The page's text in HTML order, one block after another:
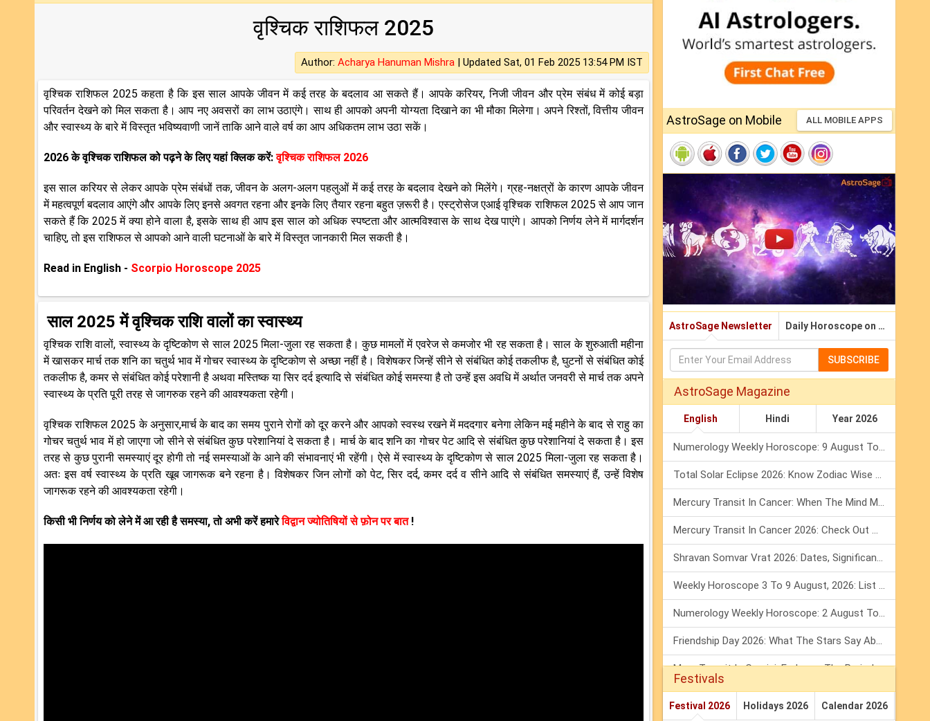
वृश्चिक राशिफल 2025
Author: Acharya Hanuman Mishra | Updated Sat, 01 Feb 2025 13:54 PM IST
वृश्चिक राशिफल 2025 कहता है कि इस साल आपके जीवन में कई तरह के बदलाव आ सकते हैं। आपके करियर, निजी जीवन और प्रेम संबंध में कोई बड़ा
परिवर्तन देखने को मिल सकता है। आप नए अवसरों का लाभ उठाएंगे। साथ ही आपको अपनी योग्‍यता दिखाने का भी मौका मिलेगा। अपने रिश्तों, वित्तीय जीवन
और स्वास्थ्य के बारे में विस्तृत भविष्यवाणी जानें ताकि आने वाले वर्ष का आप अधिकतम लाभ उठा सकें।
2026 के वृश्चिक राशिफल को पढ़ने के लिए यहां क्लिक करें:वृश्चिक राशिफल 2026
इस साल करियर से लेकर आपके प्रेम संबंधों तक, जीवन के अलग-अलग पहलुओं में कई तरह के बदलाव देखने को मिलेंगे। ग्रह-नक्षत्रों के कारण आपके जीवन
में महत्‍वपूर्ण बदलाव आएंगे और आपके लिए इनसे अवगत रहना और इनके लिए तैयार रहना बहुत ज़रूरी है। एस्ट्रोसेज एआई वृश्चिक राशिफल 2025 से आप जान
सकते हैं कि 2025 में क्या होने वाला है, इसके साथ ही आप इस साल को अधिक स्पष्टता और आत्मविश्वास के साथ देख पाएंगे। आपको निर्णय लेने में मार्गदर्शन
चाहिए, तो इस राशिफल से आपको आने वाली घटनाओं के बारे में विस्तृत जानकारी मिल सकती है।
Read in English - Scorpio Horoscope 2025
साल 2025 में वृश्चिक राशि वालों का स्वास्थ्य
वृश्चिक राशि वालों, स्वास्थ्य के दृष्टिकोण से साल 2025 मिला-जुला रह सकता है। कुछ मामलों में एवरेज से कमजोर भी रह सकता है। साल के शुरुआती महीना
में खासकर मार्च तक शनि का चतुर्थ भाव में गोचर स्वास्थ्य के दृष्टिकोण से अच्छा नहीं है। विशेषकर जिन्हें सीने से संबंधित कोई तकलीफ है, घुटनों से संबंधित कोई
तकलीफ है, कमर से संबंधित कोई परेशानी है अथवा मस्तिष्क या सिर दर्द इत्यादि से संबंधित कोई समस्या है तो उन्हें इस अवधि में अर्थात जनवरी से मार्च तक अपने
स्वास्थ्य के प्रति पूरी तरह से जागरुक रहने की आवश्यकता रहेगी।
वृश्चिक राशिफल 2025 के अनुसार,मार्च के बाद का समय पुराने रोगों को दूर करने और आपको स्वस्थ रखने में मददगार बनेगा लेकिन मई महीने के बाद से राहु का
गोचर चतुर्थ भाव में हो जाएगा जो सीने से संबंधित कुछ परेशानियां दे सकता है। मार्च के बाद शनि का गोचर पेट आदि से संबंधित कुछ परेशानियां दे सकता है। इस
तरह से कुछ पुरानी समस्याएं दूर होगी तो नई समस्याओं के आने की संभावनाएं भी रहेंगी। ऐसे में स्वास्थ्य के दृष्टिकोण से साल 2025 मिला-जुला रह सकता है।
अतः इस वर्ष स्वास्थ्य के प्रति खूब जागरूक बने रहना है। विशेषकर जिन लोगों को पेट, सिर दर्द, कमर दर्द व सीने आदि से संबंधित समस्याएं हैं, उन्हें विशेष
जागरूक रहने की आवश्यकता रहेगी।
किसी भी निर्णय को लेने में आ रही है समस्या, तो अभी करें हमारेविद्वान ज्योतिषियों से फ़ोन पर बात !
AstroSage on Mobile ALL MOBILE APPS
AstroSage Newsletter Daily Horoscope on Email
SUBSCRIBE
AstroSage Magazine
English Hindi Year 2026
Numerology Weekly Horoscope: 9 August To 15 August, 2026
Total Solar Eclipse 2026: Know Zodiac Wise Prediction
Mercury Transit In Cancer: When The Mind Meets The Heart!
Mercury Transit In Cancer 2026: Check Out What It Brings For You
Shravan Somvar Vrat 2026: Dates, Significance & Rituals In August
Weekly Horoscope 3 To 9 August, 2026: List Of Fasts & Festivals
Numerology Weekly Horoscope: 2 August To 8 August, 2026
Friendship Day 2026: What The Stars Say About Your Best Friend!
Mars Transit In Gemini: Embrace The Period Full Of Energy & Intelligence
Festivals
Festival 2026 Holidays 2026 Calendar 2026